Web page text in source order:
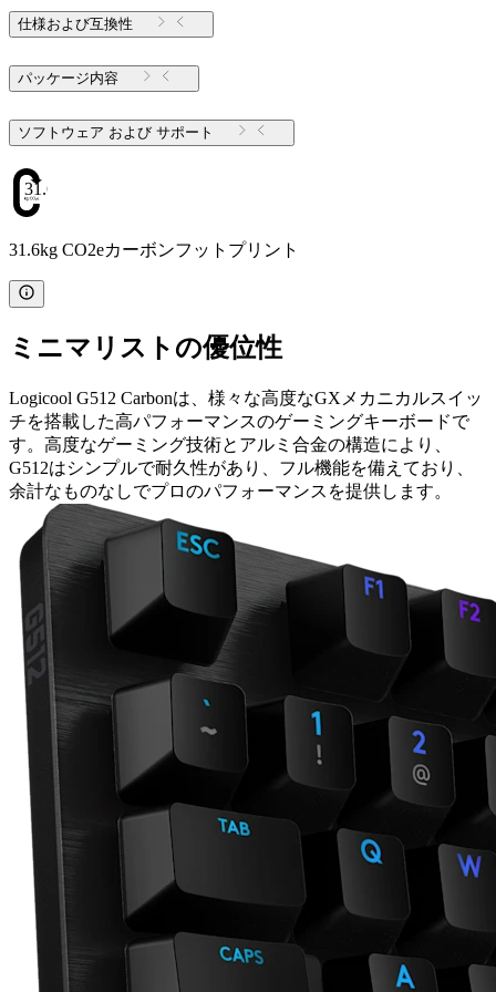
仕様および互換性
パッケージ内容
ソフトウェア および サポート
31.6
31.6kg CO2eカーボンフットプリント
ミニマリストの優位性
Logicool G512 Carbonは、様々な高度なGXメカニカルスイッ
チを搭載した高パフォーマンスのゲーミングキーボードで
す。高度なゲーミング技術とアルミ合金の構造により、
G512はシンプルで耐久性があり、フル機能を備えており、
余計なものなしでプロのパフォーマンスを提供します。